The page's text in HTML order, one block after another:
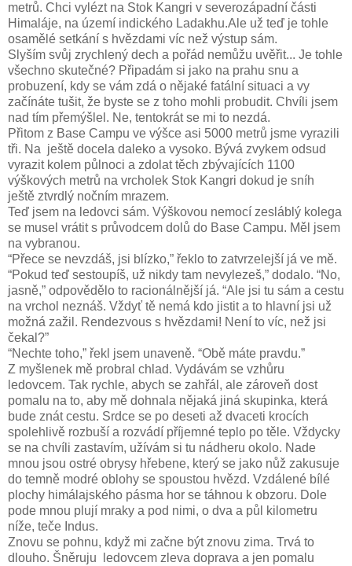
metrů. Chci vylézt na Stok Kangri v severozápadní části
Himaláje, na území indického Ladakhu.Ale už teď je tohle
osamělé setkání s hvězdami víc než výstup sám.
Slyším svůj zrychlený dech a pořád nemůžu uvěřit... Je tohle
všechno skutečné? Připadám si jako na prahu snu a
probuzení, kdy se vám zdá o nějaké fatální situaci a vy
začínáte tušit, že byste se z toho mohli probudit. Chvíli jsem
nad tím přemýšlel. Ne, tentokrát se mi to nezdá.
Přitom z Base Campu ve výšce asi 5000 metrů jsme vyrazili
tři. Na ještě docela daleko a vysoko. Bývá zvykem odsud
vyrazit kolem půlnoci a zdolat těch zbývajících 1100
výškových metrů na vrcholek Stok Kangri dokud je sníh
ještě ztvrdlý nočním mrazem.
Teď jsem na ledovci sám. Výškovou nemocí zesláblý kolega
se musel vrátit s průvodcem dolů do Base Campu. Měl jsem
na vybranou.
“Přece se nevzdáš, jsi blízko,” řeklo to zatvrzelejší já ve mě.
“Pokud teď sestoupíš, už nikdy tam nevylezeš,” dodalo. “No,
jasně,” odpovědělo to racionálnější já. “Ale jsi tu sám a cestu
na vrchol neznáš. Vždyť tě nemá kdo jistit a to hlavní jsi už
možná zažil. Rendezvous s hvězdami! Není to víc, než jsi
čekal?”
“Nechte toho,” řekl jsem unaveně. “Obě máte pravdu.”
Z myšlenek mě probral chlad. Vydávám se vzhůru
ledovcem. Tak rychle, abych se zahřál, ale zároveň dost
pomalu na to, aby mě dohnala nějaká jiná skupinka, která
bude znát cestu. Srdce se po deseti až dvaceti krocích
spolehlivě rozbuší a rozvádí příjemné teplo po těle. Vždycky
se na chvíli zastavím, užívám si tu nádheru okolo. Nade
mnou jsou ostré obrysy hřebene, který se jako nůž zakusuje
do temně modré oblohy se spoustou hvězd. Vzdálené bílé
plochy himálajského pásma hor se táhnou k obzoru. Dole
pode mnou plují mraky a pod nimi, o dva a půl kilometru
níže, teče Indus.
Znovu se pohnu, když mi začne být znovu zima. Trvá to
dlouho. Šněruju ledovcem zleva doprava a jen pomalu